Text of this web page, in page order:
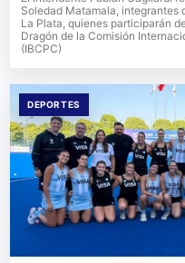
Soledad Matamala, integrantes
La Plata, quienes participarán
Dragón de la Comisión
(IBCPC)
DEPORTES